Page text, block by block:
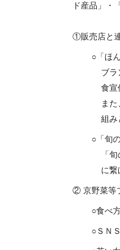
ド産品」・
①販売店と
「ほ
ブラ
食宣
ま
組み
「旬
「
に繋
② 京野菜等
食べ
ＳＮ